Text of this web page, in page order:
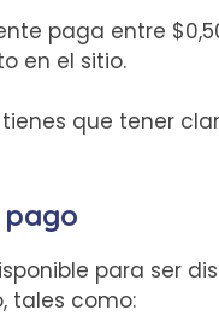
paga entre
en el sitio.
que tener
para ser
tales como: